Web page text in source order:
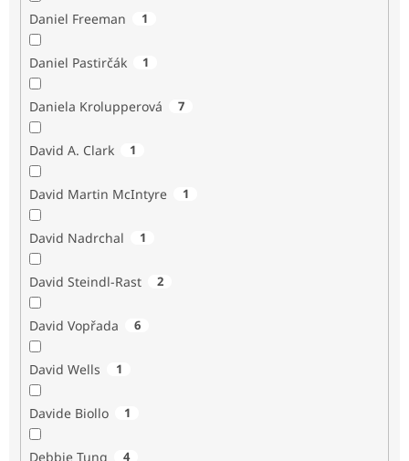
Daniel Freeman 1
Daniel Pastirčák 1
Daniela Krolupperová 7
David A. Clark 1
David Martin McIntyre 1
David Nadrchal 1
David Steindl-Rast 2
David Vopřada 6
David Wells 1
Davide Biollo 1
Debbie Tung 4